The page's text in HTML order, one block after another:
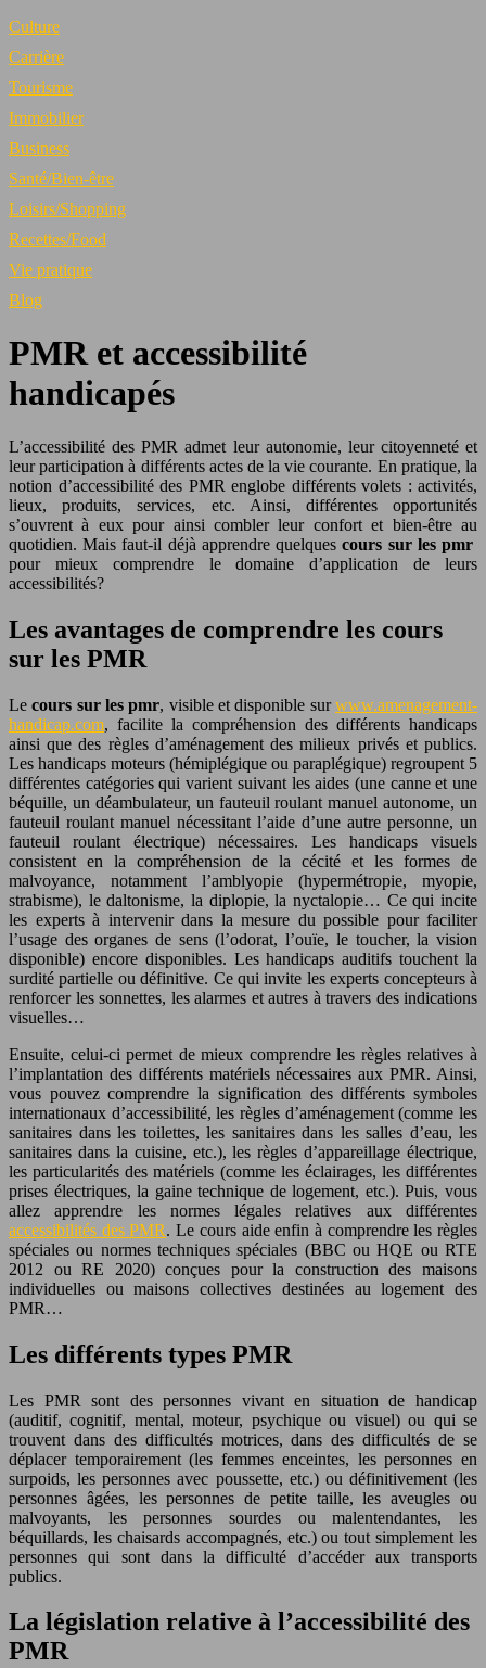
Culture
Carrière
Tourisme
Immobilier
Business
Santé/Bien-être
Loisirs/Shopping
Recettes/Food
Vie pratique
Blog
PMR et accessibilité
handicapés
L’accessibilité des PMR admet leur autonomie, leur citoyenneté et
leur participation à différents actes de la vie courante. En pratique, la
notion d’accessibilité des PMR englobe différents volets : activités,
lieux, produits, services, etc. Ainsi, différentes opportunités
s’ouvrent à eux pour ainsi combler leur confort et bien-être au
quotidien. Mais faut-il déjà apprendre quelquescours sur les pmr
pour mieux comprendre le domaine d’application de leurs
accessibilités?
Les avantages de comprendre les cours
sur les PMR
Lecours sur les pmr, visible et disponible surwww.amenagement-
handicap.com, facilite la compréhension des différents handicaps
ainsi que des règles d’aménagement des milieux privés et publics.
Les handicaps moteurs (hémiplégique ou paraplégique) regroupent 5
différentes catégories qui varient suivant les aides (une canne et une
béquille, un déambulateur, un fauteuil roulant manuel autonome, un
fauteuil roulant manuel nécessitant l’aide d’une autre personne, un
fauteuil roulant électrique) nécessaires. Les handicaps visuels
consistent en la compréhension de la cécité et les formes de
malvoyance, notamment l’amblyopie (hypermétropie, myopie,
strabisme), le daltonisme, la diplopie, la nyctalopie… Ce qui incite
les experts à intervenir dans la mesure du possible pour faciliter
l’usage des organes de sens (l’odorat, l’ouïe, le toucher, la vision
disponible) encore disponibles. Les handicaps auditifs touchent la
surdité partielle ou définitive. Ce qui invite les experts concepteurs à
renforcer les sonnettes, les alarmes et autres à travers des indications
visuelles…
Ensuite, celui-ci permet de mieux comprendre les règles relatives à
l’implantation des différents matériels nécessaires aux PMR. Ainsi,
vous pouvez comprendre la signification des différents symboles
internationaux d’accessibilité, les règles d’aménagement (comme les
sanitaires dans les toilettes, les sanitaires dans les salles d’eau, les
sanitaires dans la cuisine, etc.), les règles d’appareillage électrique,
les particularités des matériels (comme les éclairages, les différentes
prises électriques, la gaine technique de logement, etc.). Puis, vous
allez apprendre les normes légales relatives aux différentes
accessibilités des PMR. Le cours aide enfin à comprendre les règles
spéciales ou normes techniques spéciales (BBC ou HQE ou RTE
2012 ou RE 2020) conçues pour la construction des maisons
individuelles ou maisons collectives destinées au logement des
PMR…
Les différents types PMR
Les PMR sont des personnes vivant en situation de handicap
(auditif, cognitif, mental, moteur, psychique ou visuel) ou qui se
trouvent dans des difficultés motrices, dans des difficultés de se
déplacer temporairement (les femmes enceintes, les personnes en
surpoids, les personnes avec poussette, etc.) ou définitivement (les
personnes âgées, les personnes de petite taille, les aveugles ou
malvoyants, les personnes sourdes ou malentendantes, les
béquillards, les chaisards accompagnés, etc.) ou tout simplement les
personnes qui sont dans la difficulté d’accéder aux transports
publics.
La législation relative à l’accessibilité des
PMR